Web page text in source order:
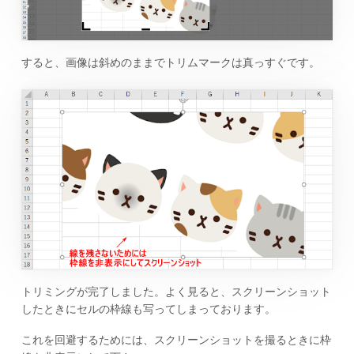
すると、画像は斜めのままでトリムマークは真っすぐです。
トリミングが完了しました。よく見ると、スクリーンショット
したときにセルの枠線も写ってしまっております。
これを回避するためには、スクリーンショットを撮るときに枠